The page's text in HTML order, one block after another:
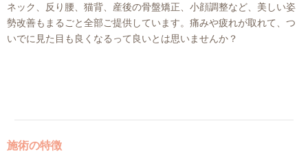
ネック、反り腰、猫背、産後の骨盤矯正、小顔調整など、美しい姿
勢改善もまるごと全部ご提供しています。痛みや疲れが取れて、つ
いでに見た目も良くなるって良いとは思いませんか？
施術の特徴